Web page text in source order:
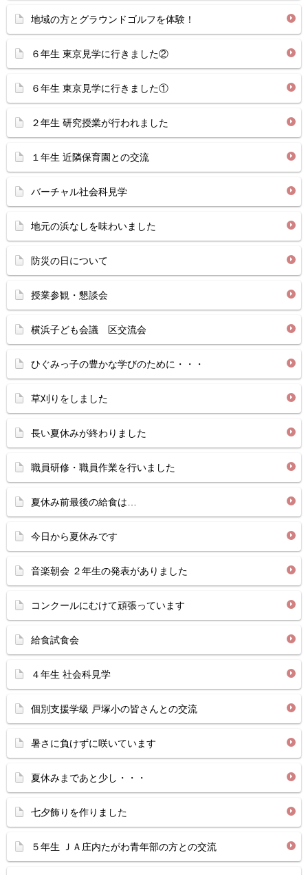
地域の方とグラウンドゴルフを体験！
６年生 東京見学に行きました②
６年生 東京見学に行きました①
２年生 研究授業が行われました
１年生 近隣保育園との交流
バーチャル社会科見学
地元の浜なしを味わいました
防災の日について
授業参観・懇談会
横浜子ども会議 区交流会
ひぐみっ子の豊かな学びのために・・・
草刈りをしました
長い夏休みが終わりました
職員研修・職員作業を行いました
夏休み前最後の給食は…
今日から夏休みです
音楽朝会 ２年生の発表がありました
コンクールにむけて頑張っています
給食試食会
４年生 社会科見学
個別支援学級 戸塚小の皆さんとの交流
暑さに負けずに咲いています
夏休みまであと少し・・・
七夕飾りを作りました
５年生 ＪＡ庄内たがわ青年部の方との交流